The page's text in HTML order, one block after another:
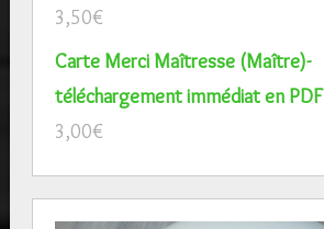
3,50€
Carte Merci Maîtresse (Maître)-
téléchargement immédiat en PDF
3,00€